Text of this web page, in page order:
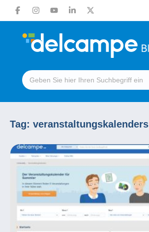
Tag: veranstaltungskalenders